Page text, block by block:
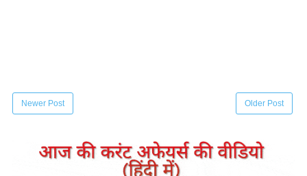
Newer Post Older Post